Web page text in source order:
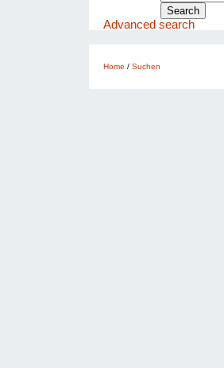
Advanced search
Home / Suchen